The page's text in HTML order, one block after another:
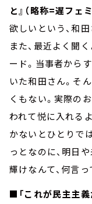
と』（略称=遅フェミ
欲しいという、和
また、最近よく聞
ード。当事者から
いた和田さん。そ
くもない。実際の
われて悦に入れる
かないとひとりで
っとなのに、明日
輝けなんて、何言っ
■「これが民主主義